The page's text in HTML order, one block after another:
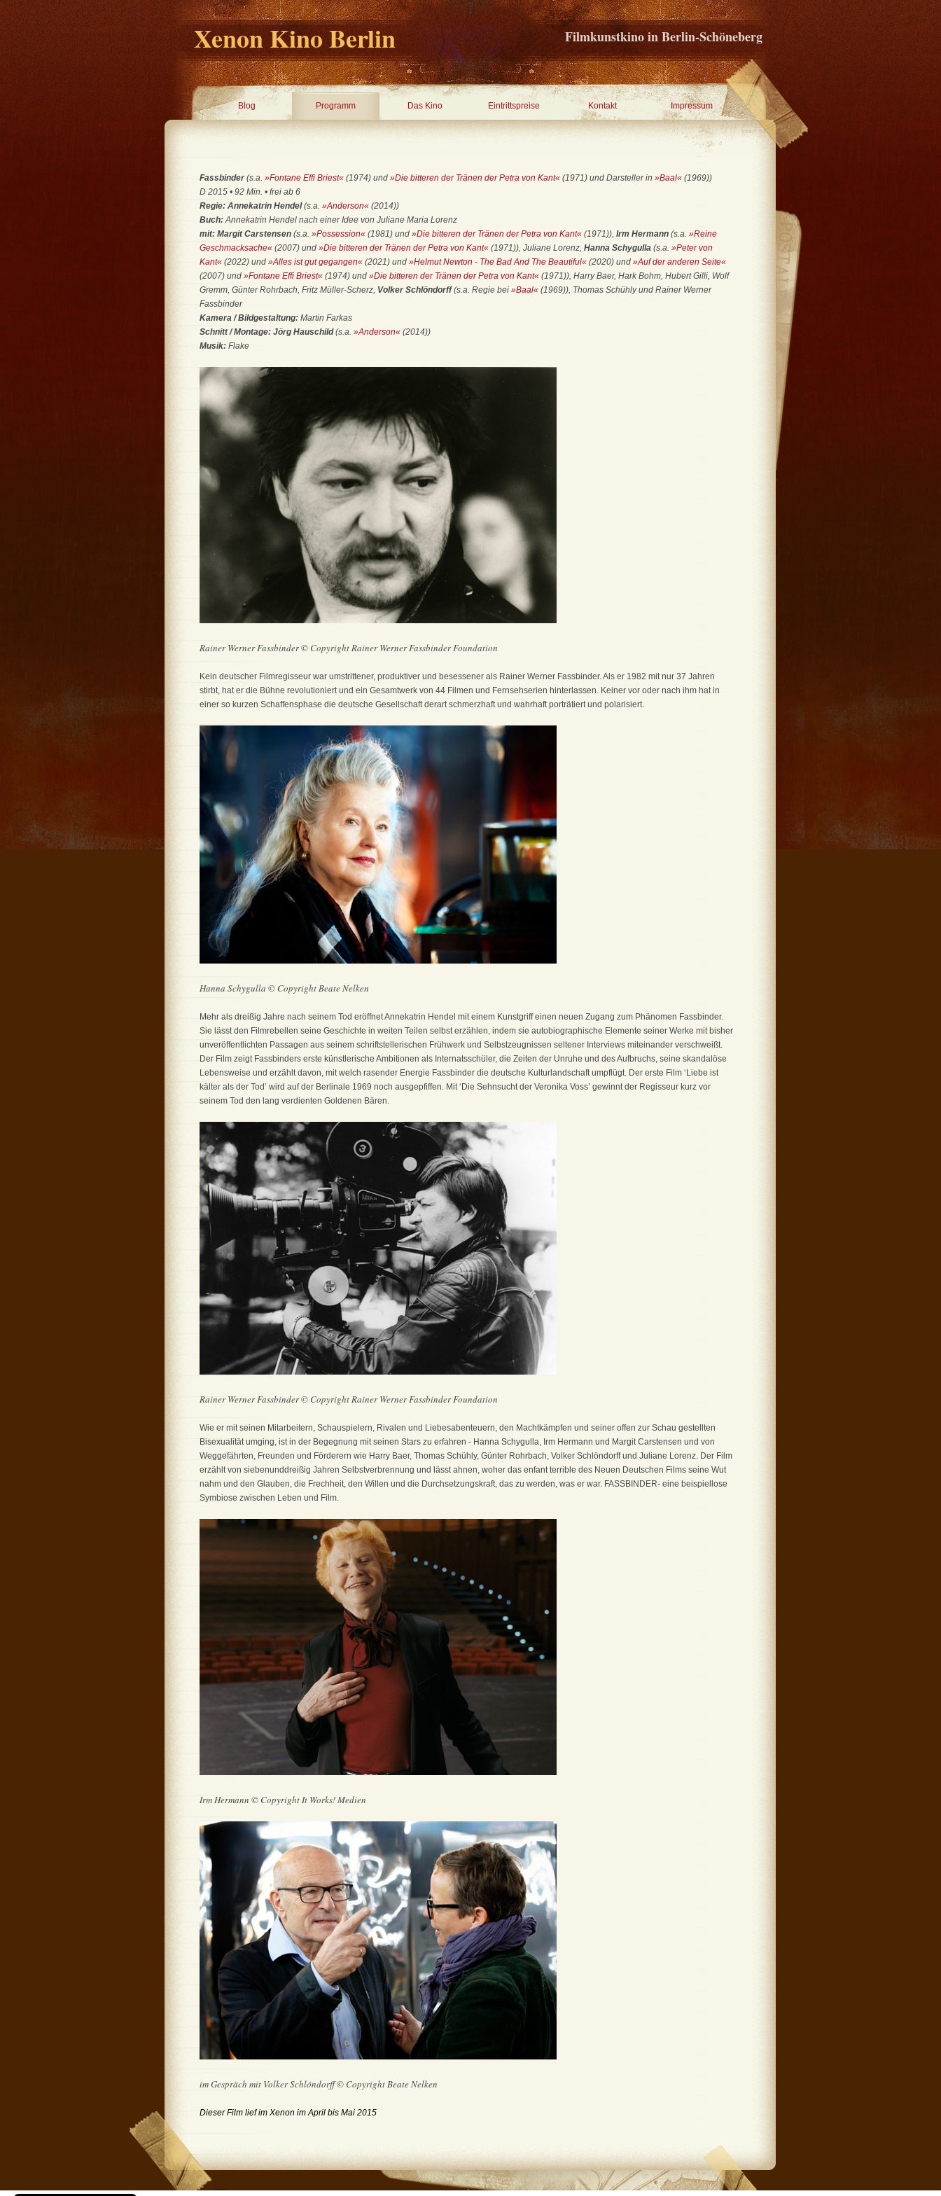
Xenon Kino Berlin Filmkunstkino in Berlin-Schöneberg
Blog Programm Das Kino Eintrittspreise Kontakt Impressum
Fassbinder (s.a. »Fontane Effi Briest« (1974) und »Die bitteren der Tränen der Petra von Kant« (1971) und Darsteller in »Baal« (1969))
D 2015 • 92 Min. • frei ab 6
Regie: Annekatrin Hendel(s.a. »Anderson« (2014))
Buch:Annekatrin Hendel nach einer Idee von Juliane Maria Lorenz
mit: Margit Carstensen (s.a. »Possession« (1981) und »Die bitteren der Tränen der Petra von Kant« (1971)), Irm Hermann (s.a. »Reine
Geschmacksache« (2007) und »Die bitteren der Tränen der Petra von Kant« (1971)), Juliane Lorenz, Hanna Schygulla (s.a. »Peter von
Kant« (2022) und »Alles ist gut gegangen« (2021) und »Helmut Newton - The Bad And The Beautiful« (2020) und »Auf der anderen Seite«
(2007) und »Fontane Effi Briest« (1974) und »Die bitteren der Tränen der Petra von Kant« (1971)), Harry Baer, Hark Bohm, Hubert Gilli, Wolf
Gremm, Günter Rohrbach, Fritz Müller-Scherz, Volker Schlöndorff(s.a. Regie bei »Baal« (1969)), Thomas Schühly und Rainer Werner
Fassbinder
Kamera / Bildgestaltung: Martin Farkas
Schnitt / Montage: Jörg Hauschild(s.a. »Anderson« (2014))
Musik: Flake
Rainer Werner Fassbinder © Copyright Rainer Werner Fassbinder Foundation
Kein deutscher Filmregisseur war umstrittener, produktiver und besessener als Rainer Werner Fassbinder. Als er 1982 mit nur 37 Jahren
stirbt, hat er die Bühne revolutioniert und ein Gesamtwerk von 44 Filmen und Fernsehserien hinterlassen. Keiner vor oder nach ihm hat in
einer so kurzen Schaffensphase die deutsche Gesellschaft derart schmerzhaft und wahrhaft porträtiert und polarisiert.
Hanna Schygulla © Copyright Beate Nelken
Mehr als dreißig Jahre nach seinem Tod eröffnet Annekatrin Hendel mit einem Kunstgriff einen neuen Zugang zum Phänomen Fassbinder.
Sie lässt den Filmrebellen seine Geschichte in weiten Teilen selbst erzählen, indem sie autobiographische Elemente seiner Werke mit bisher
unveröffentlichten Passagen aus seinem schriftstellerischen Frühwerk und Selbstzeugnissen seltener Interviews miteinander verschweißt.
Der Film zeigt Fassbinders erste künstlerische Ambitionen als Internatsschüler, die Zeiten der Unruhe und des Aufbruchs, seine skandalöse
Lebensweise und erzählt davon, mit welch rasender Energie Fassbinder die deutsche Kulturlandschaft umpflügt. Der erste Film ‘Liebe ist
kälter als der Tod’ wird auf der Berlinale 1969 noch ausgepfiffen. Mit ‘Die Sehnsucht der Veronika Voss’ gewinnt der Regisseur kurz vor
seinem Tod den lang verdienten Goldenen Bären.
Rainer Werner Fassbinder © Copyright Rainer Werner Fassbinder Foundation
Wie er mit seinen Mitarbeitern, Schauspielern, Rivalen und Liebesabenteuern, den Machtkämpfen und seiner offen zur Schau gestellten
Bisexualität umging, ist in der Begegnung mit seinen Stars zu erfahren - Hanna Schygulla, Irm Hermann und Margit Carstensen und von
Weggefährten, Freunden und Förderern wie Harry Baer, Thomas Schühly, Günter Rohrbach, Volker Schlöndorff und Juliane Lorenz. Der Film
erzählt von siebenunddreißig Jahren Selbstverbrennung und lässt ahnen, woher das enfant terrible des Neuen Deutschen Films seine Wut
nahm und den Glauben, die Frechheit, den Willen und die Durchsetzungskraft, das zu werden, was er war. FASSBINDER- eine beispiellose
Symbiose zwischen Leben und Film.
Irm Hermann © Copyright It Works! Medien
im Gespräch mit Volker Schlöndorff © Copyright Beate Nelken
Dieser Film lief im Xenon im April bis Mai 2015